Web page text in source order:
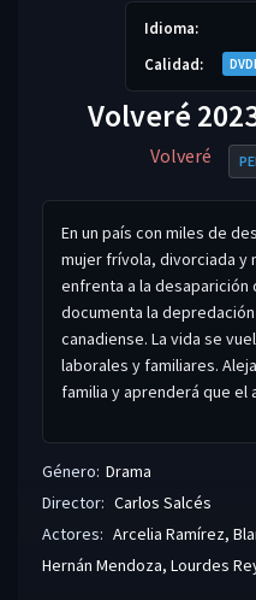
Idioma:
Calidad:
Volveré
Volveré
En un país con miles de
mujer frívola, divorciada y
enfrenta a la desaparición
documenta la
canadiense. La vida se
laborales y familiares.
familia y aprenderá que
Género: Drama
Director: Carlos Salcés
Actores: Arcelia Ramírez,
Hernán Mendoza, Lourdes